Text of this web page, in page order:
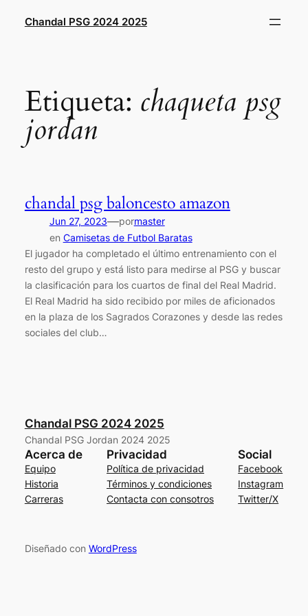
Chandal PSG 2024 2025
Etiqueta: chaqueta psg
jordan
chandal psg baloncesto amazon
Jun 27, 2023—pormaster
en Camisetas de Futbol Baratas
El jugador ha completado el último entrenamiento con el
resto del grupo y está listo para medirse al PSG y buscar
la clasificación para los cuartos de final del Real Madrid.
El Real Madrid ha sido recibido por miles de aficionados
en la plaza de los Sagrados Corazones y desde las redes
sociales del club…
Chandal PSG 2024 2025
Chandal PSG Jordan 2024 2025
Acerca de
Equipo
Historia
Carreras
Privacidad
Política de privacidad
Términos y condiciones
Contacta con consotros
Social
Facebook
Instagram
Twitter/X
Diseñado con WordPress